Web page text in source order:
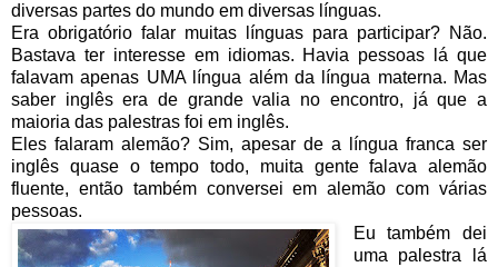
diversas partes do mundo em diversas línguas.
Era obrigatório falar muitas línguas para participar? Não.
Bastava ter interesse em idiomas. Havia pessoas lá que
falavam apenas UMA língua além da língua materna. Mas
saber inglês era de grande valia no encontro, já que a
maioria das palestras foi em inglês.
Eles falaram alemão? Sim, apesar de a língua franca ser
inglês quase o tempo todo, muita gente falava alemão
fluente, então também conversei em alemão com várias
pessoas.
Eu também dei
uma palestra lá